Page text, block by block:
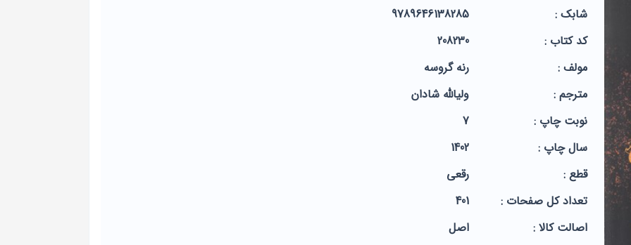
شابک :
9789646138285
کد کتاب :
208230
مولف :
رنه‏ گروسه‏
مترجم :
ولی‏الله‏ شادان‏
نوبت چاپ :
7
سال چاپ :
1402
قطع :
رقعی
تعداد کل صفحات :
401
اصالت کالا :
اصل